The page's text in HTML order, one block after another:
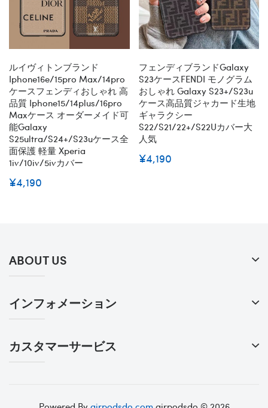
ルイヴィトンブランド
Iphone16e/15pro Max/14pro
ケースフェンディおしゃれ 高
品質 Iphone15/14plus/16pro
Maxケース オーダーメイド可
能galaxy
S25ultra/s24+/s23uケース全
面保護 軽量 Xperia
1iv/10iv/5ivカバー
¥4,190
フェンディブランドgalaxy
S23ケースFENDI モノグラム
おしゃれ Galaxy S23+/s23u
ケース高品質ジャカード生地
ギャラクシー
S22/S21/22+/S22Uカバー大
人気
¥4,190
ABOUT US
インフォメーション
カスタマーサービス